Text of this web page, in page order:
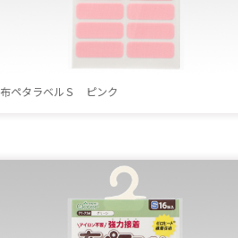
布ペタラベルＳ ピンク